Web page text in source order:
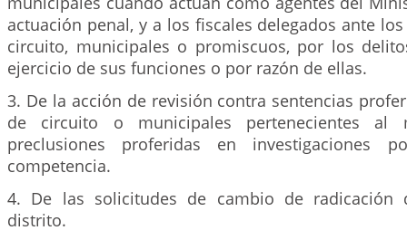
actuación penal, y a los fiscales delegados ante
circuito, municipales o promiscuos, por los
ejercicio de sus funciones o por razón de ellas.
3. De la acción de revisión contra sentencias
de circuito o municipales pertenecientes al
preclusiones proferidas en investigaciones
competencia.
4. De las solicitudes de cambio de radicación
distrito.